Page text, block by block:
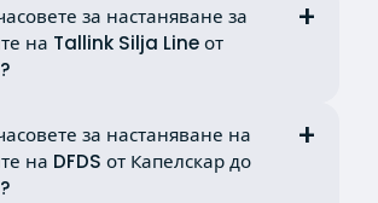
за настаняване за
на Tallink Silja Line от
за настаняване на
на DFDS от Капелскар до